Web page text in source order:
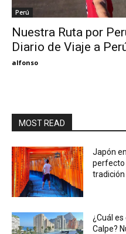
Perú
Nuestra Ruta por
Diario de Viaje a
alfonso
MOST READ
Japón
perfecto
tradición
¿Cuál
Calpe?